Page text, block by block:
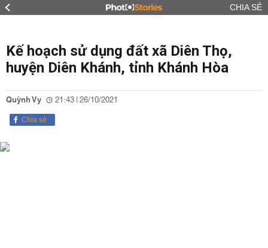
CHIA SẺ
Kế hoạch sử dụng đất xã Diên Thọ,
huyện Diên Khánh, tỉnh Khánh Hòa
Quỳnh Vy 21:43 | 26/10/2021
Chia sẻ